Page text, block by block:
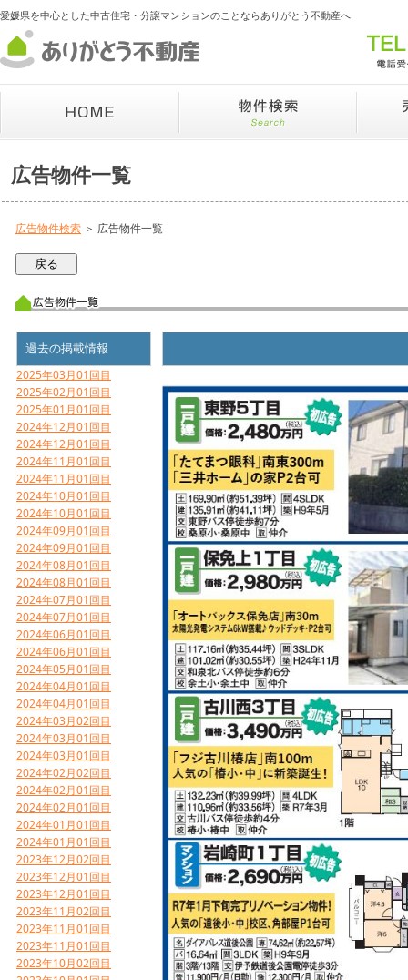
愛媛県を中心とした中古住宅・分譲マンションのことならありがとう不動産へ
広告物件一覧
広告物件検索 ＞ 広告物件一覧
過去の掲載情報
2025年03月01回目
2025年02月01回目
2025年01月01回目
2024年12月01回目
2024年12月01回目
2024年11月01回目
2024年11月01回目
2024年10月01回目
2024年10月01回目
2024年09月01回目
2024年09月01回目
2024年08月01回目
2024年08月01回目
2024年07月01回目
2024年07月01回目
2024年06月01回目
2024年06月01回目
2024年05月01回目
2024年04月01回目
2024年04月01回目
2024年03月02回目
2024年03月01回目
2024年03月01回目
2024年02月02回目
2024年02月01回目
2024年02月01回目
2024年01月01回目
2024年01月01回目
2023年12月02回目
2023年12月01回目
2023年12月01回目
2023年11月02回目
2023年11月01回目
2023年11月01回目
2023年10月02回目